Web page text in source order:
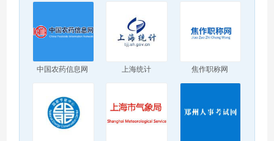
中国农药信息网 上海统计 焦作职称网